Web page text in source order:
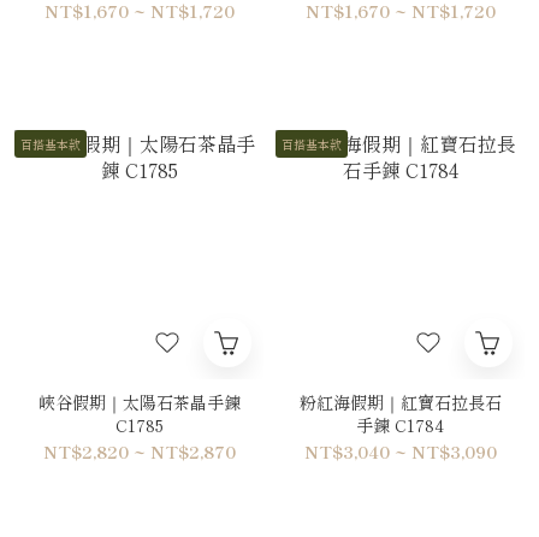
NT$1,670 ~ NT$1,720 NT$1,670 ~ NT$1,720
百搭基本款
峽谷假期｜太陽石茶晶手鍊
C1785
NT$2,820 ~ NT$2,870
百搭基本款
粉紅海假期｜紅寶石拉長石
手鍊 C1784
NT$3,040 ~ NT$3,090